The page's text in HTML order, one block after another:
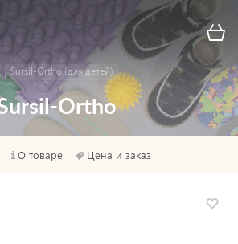
Sursil-Ortho (для детей)
Ortho
О товаре Цена и заказ